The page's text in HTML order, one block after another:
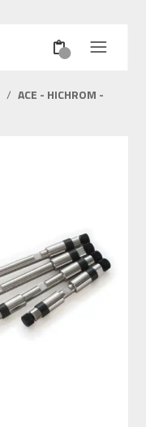
/ ACE - HICHROM -